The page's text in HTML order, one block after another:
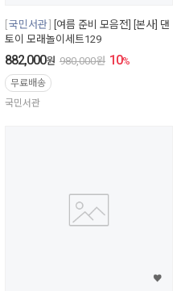
국민서관
[여름 준비 모음전] [본사] 댄
토이 모래놀이세트129
882,000원 980,000원 10%
무료배송
국민서관